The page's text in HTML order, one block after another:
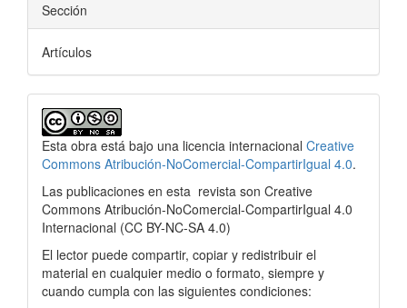
Sección
Artículos
Esta obra está bajo una licencia internacional Creative
Commons Atribución-NoComercial-CompartirIgual 4.0.
Las publicaciones en esta revista son Creative
Commons Atribución-NoComercial-CompartirIgual 4.0
Internacional (CC BY-NC-SA 4.0)
El lector puede compartir, copiar y redistribuir el
material en cualquier medio o formato, siempre y
cuando cumpla con las siguientes condiciones: